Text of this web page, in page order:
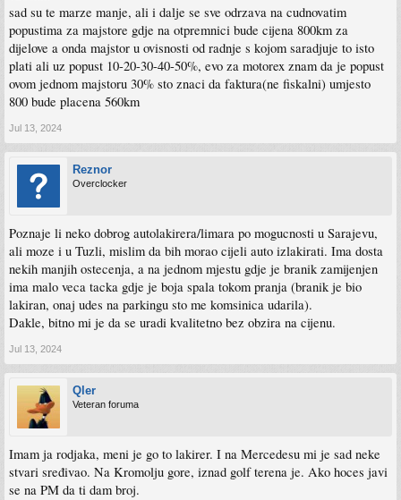
sad su te marze manje, ali i dalje se sve odrzava na cudnovatim
popustima za majstore gdje na otpremnici bude cijena 800km za
dijelove a onda majstor u ovisnosti od radnje s kojom saradjuje to isto
plati ali uz popust 10-20-30-40-50%, evo za motorex znam da je popust
ovom jednom majstoru 30% sto znaci da faktura(ne fiskalni) umjesto
800 bude placena 560km
Jul 13, 2024
Reznor
Overclocker
Poznaje li neko dobrog autolakirera/limara po mogucnosti u Sarajevu,
ali moze i u Tuzli, mislim da bih morao cijeli auto izlakirati. Ima dosta
nekih manjih ostecenja, a na jednom mjestu gdje je branik zamijenjen
ima malo veca tacka gdje je boja spala tokom pranja (branik je bio
lakiran, onaj udes na parkingu sto me komsinica udarila).
Dakle, bitno mi je da se uradi kvalitetno bez obzira na cijenu.
Jul 13, 2024
Qler
Veteran foruma
Imam ja rodjaka, meni je go to lakirer. I na Mercedesu mi je sad neke
stvari sređivao. Na Kromolju gore, iznad golf terena je. Ako hoces javi
se na PM da ti dam broj.